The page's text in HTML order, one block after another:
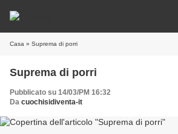
Casa » Suprema di porri
Suprema di porri
Pubblicato su 14/03/PM 16:32
Da cuochisidiventa-it